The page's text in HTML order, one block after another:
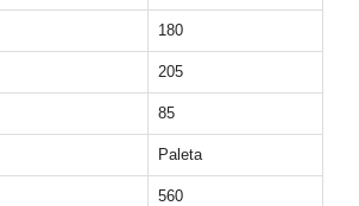
180
205
85
Paleta
560